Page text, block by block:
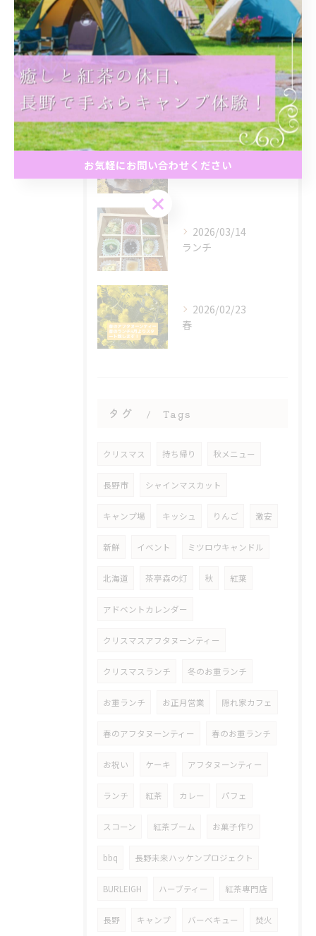
初心者
最近の投稿
Recent
Posts
2026/05/16
2026/03/14
ランチ
2026/02/23
春
タグ Tags
クリスマス 持ち帰り 秋メニュー
長野市 シャインマスカット
キャンプ場 キッシュ りんご 激安
新鮮 イベント ミツロウキャンドル
北海道 茶亭森の灯 秋 紅葉
アドベントカレンダー
クリスマスアフタヌーンティー
クリスマスランチ 冬のお重ランチ
お重ランチ お正月営業 隠れ家カフェ
春のアフタヌーンティー 春のお重ランチ
お祝い ケーキ アフタヌーンティー
ランチ 紅茶 カレー パフェ
スコーン 紅茶ブーム お菓子作り
bbq 長野未来ハッケンプロジェクト
BURLEIGH ハーブティー 紅茶専門店
長野 キャンプ バーベキュー 焚火
お気軽にお問い合わせください
お気軽にお問い合わせください